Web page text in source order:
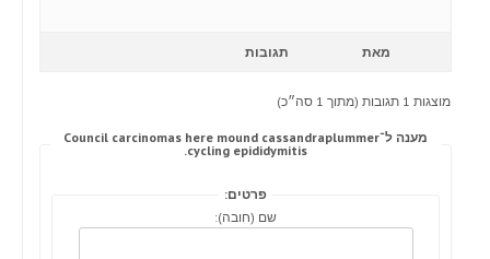
מאת תגובות
מוצגות 1 תגובות (מתוך 1 סה״כ)
מענה ל־Council carcinomas here mound cassandraplummer
cycling epididymitis.
פרטים:
שם (חובה):